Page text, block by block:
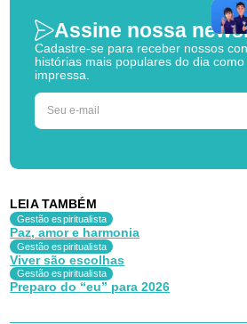
Assine nossa
Cadastre-se para receber nossos
histórias mais populares do dia
impressa.
LEIA TAMBÉM
Gestão espiritualista
Paz, amor e harmonia
Gestão espiritualista
Viver são escolhas
Gestão espiritualista
Preparo do “eu” para 2026